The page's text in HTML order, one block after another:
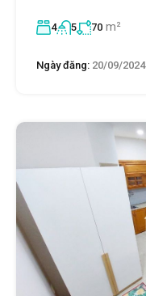
4 5 70 m²
Ngày đăng: 20/09/2024